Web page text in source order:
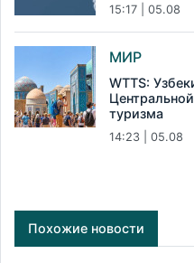
15:17 | 05.08
МИР
WTTS:
туризма
14:23 | 05.08
Похожие новости